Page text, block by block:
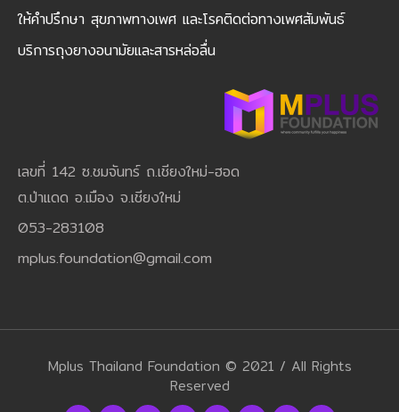
ให้คำปรึกษา สุขภาพทางเพศ และโรคติดต่อทางเพศสัมพันธ์
บริการถุงยางอนามัยและสารหล่อลื่น
เลขที่ 142 ซ.ชมจันทร์ ถ.เชียงใหม่-ฮอด
ต.ป่าแดด อ.เมือง จ.เชียงใหม่
053-283108
mplus.foundation@gmail.com
Mplus Thailand Foundation © 2021 / All Rights
Reserved